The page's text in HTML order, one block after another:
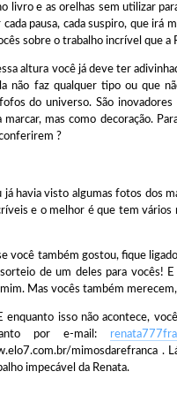
livro e as orelhas sem utilizar
pausa, cada suspiro, que irá
sobre o trabalho incrível que
você já deve ter adivinhado
não faz qualquer tipo ou que
do universo. São
marcar, mas como decoração.
?
visto algumas fotos dos
e o melhor é que tem
também gostou, fique ligado
de um deles para vocês!
Mas vocês também
isso não acontece, você
por e-mail:
mimosdarefranca .
impecável da Renata.